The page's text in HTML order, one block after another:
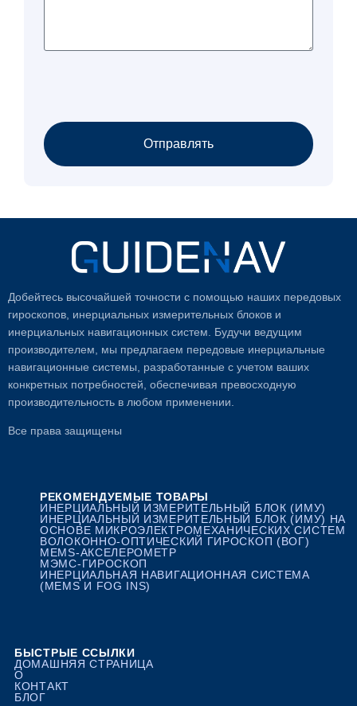
Отправлять
Добейтесь высочайшей точности с помощью наших передовых
гироскопов, инерциальных измерительных блоков и
инерциальных навигационных систем. Будучи ведущим
производителем, мы предлагаем передовые инерциальные
навигационные системы, разработанные с учетом ваших
конкретных потребностей, обеспечивая превосходную
производительность в любом применении.
Все права защищены
РЕКОМЕНДУЕМЫЕ ТОВАРЫ
ИНЕРЦИАЛЬНЫЙ ИЗМЕРИТЕЛЬНЫЙ БЛОК (ИМУ)
ИНЕРЦИАЛЬНЫЙ ИЗМЕРИТЕЛЬНЫЙ БЛОК (ИМУ) НА
ОСНОВЕ МИКРОЭЛЕКТРОМЕХАНИЧЕСКИХ СИСТЕМ
ВОЛОКОННО-ОПТИЧЕСКИЙ ГИРОСКОП (ВОГ)
MEMS-АКСЕЛЕРОМЕТР
МЭМС-ГИРОСКОП
ИНЕРЦИАЛЬНАЯ НАВИГАЦИОННАЯ СИСТЕМА
(MEMS И FOG INS)
БЫСТРЫЕ ССЫЛКИ
ДОМАШНЯЯ СТРАНИЦА
О
КОНТАКТ
БЛОГ